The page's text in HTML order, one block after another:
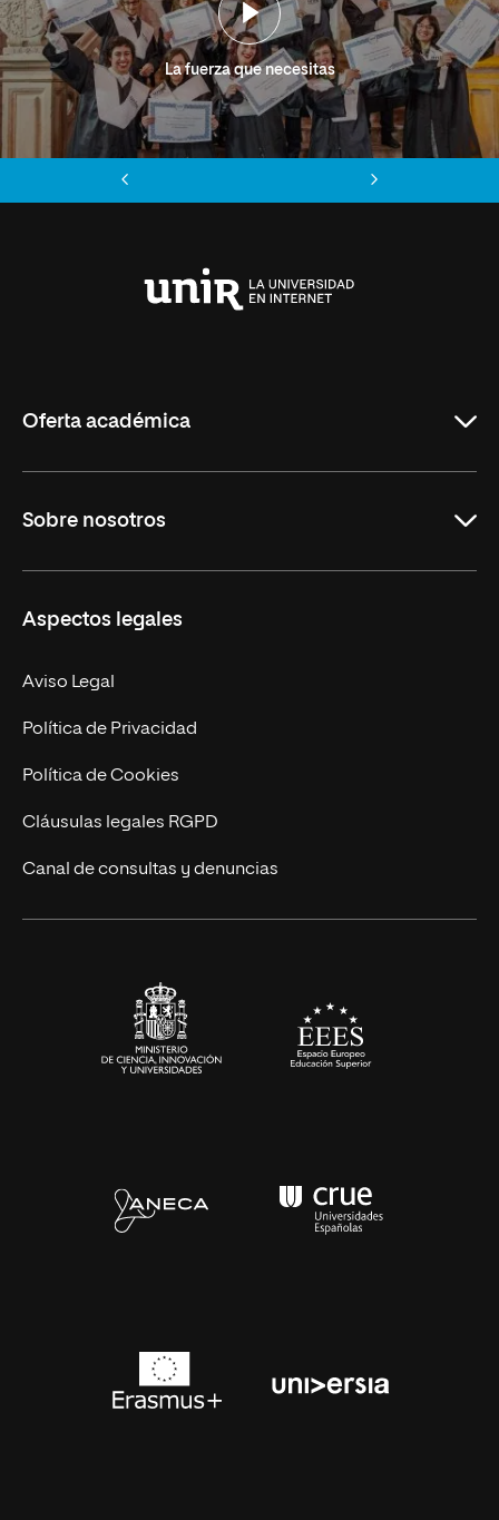
La fuerza que necesitas
Oferta académica
Másteres Oficiales
Doctorados
Experto Universitario
Postgrados
Cursos Universitarios
Sobre nosotros
Facultades
Nuestro Equipo
Trabaja en UNIR
Actualidad
UNIR Revista
Eventos
Aspectos legales
Aviso Legal
Política de Privacidad
Política de Cookies
Cláusulas legales RGPD
Canal de consultas y denuncias